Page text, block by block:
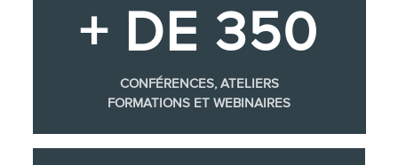
+ DE 350
CONFÉRENCES, ATELIERS
FORMATIONS ET WEBINAIRES